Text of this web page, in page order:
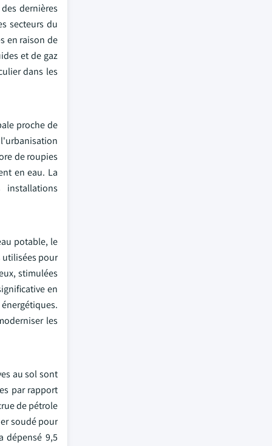
dernières
secteurs du
en raison de
et de gaz
dans les
proche de
de roupies
en eau. La
potable, le
utilisées pour
stimulées
en
les
au sol sont
par rapport
de pétrole
soudé pour
dépensé 9,5